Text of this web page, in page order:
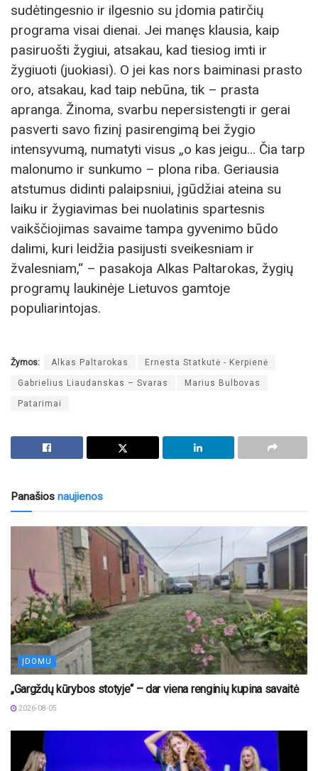
sudėtingesnio ir ilgesnio su įdomia patirčių
programa visai dienai. Jei manęs klausia, kaip
pasiruošti žygiui, atsakau, kad tiesiog imti ir
žygiuoti (juokiasi). O jei kas nors baiminasi prasto
oro, atsakau, kad taip nebūna, tik – prasta
apranga. Žinoma, svarbu nepersistengti ir gerai
pasverti savo fizinį pasirengimą bei žygio
intensyvumą, numatyti visus „o kas jeigu… Čia tarp
malonumo ir sunkumo – plona riba. Geriausia
atstumus didinti palaipsniui, įgūdžiai ateina su
laiku ir žygiavimas bei nuolatinis spartesnis
vaikščiojimas savaime tampa gyvenimo būdo
dalimi, kuri leidžia pasijusti sveikesniam ir
žvalesniam,“ – pasakoja Alkas Paltarokas, žygių
programų laukinėje Lietuvos gamtoje
populiarintojas.
Žymos: Alkas Paltarokas Ernesta Statkutė - Kerpienė
Gabrielius Liaudanskas – Svaras Marius Bulbovas
Patarimai
Panašios naujienos
ĮDOMU
„Gargždų kūrybos stotyje“ – dar viena renginių kupina savaitė
2026-08-05